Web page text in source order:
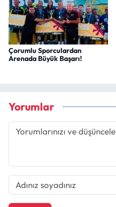
Çorumlu Sporculardan
Arenada Büyük Başarı!
Yorumlar